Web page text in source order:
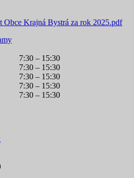
Obce Krajná Bystrá za rok 2025.pdf
7:30 – 15:30
7:30 – 15:30
7:30 – 15:30
7:30 – 15:30
7:30 – 15:30